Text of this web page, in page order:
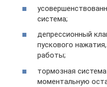
система;
депрессионный
пускового
работы;
тормозная
моментальную